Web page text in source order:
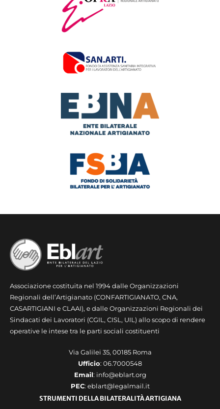
Associazione costituita nel 1994 dalle Organizzazioni
Regionali dell’Artigianato (CONFARTIGIANATO, CNA,
CASARTIGIANI e CLAAI), e dalle Organizzazioni Regionali dei
Sindacati dei Lavoratori (CGIL, CISL, UIL) allo scopo di rendere
operative le intese tra le parti sociali costituenti
Via Galilei 35, 00185 Roma
Ufficio: 06.7000548
Email: info@eblart.org
PEC: eblart@legalmail.it
STRUMENTI DELLA BILATERALITÀ ARTIGIANA